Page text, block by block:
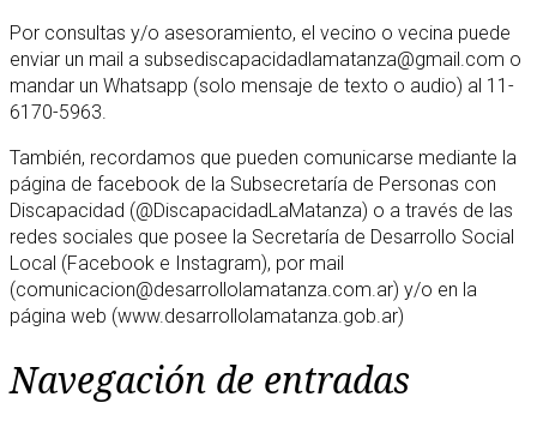
Por consultas y/o asesoramiento, el vecino o vecina puede
enviar un mail a subsediscapacidadlamatanza@gmail.com o
mandar un Whatsapp (solo mensaje de texto o audio) al 11-
6170-5963.
También, recordamos que pueden comunicarse mediante la
página de facebook de la Subsecretaría de Personas con
Discapacidad (@DiscapacidadLaMatanza) o a través de las
redes sociales que posee la Secretaría de Desarrollo Social
Local (Facebook e Instagram), por mail
(comunicacion@desarrollolamatanza.com.ar) y/o en la
página web (www.desarrollolamatanza.gob.ar)
Navegación de entradas